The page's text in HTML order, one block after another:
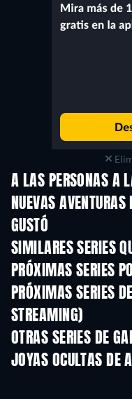
A LAS PERSONAS A
NUEVAS
GUSTÓ
SIMILARES SERIES
TV
PRÓXIMAS SERIES
TV
PRÓXIMAS SERIES
STREAMING)Temporada 2
OTRAS SERIES DE
JOYAS OCULTAS DE
TV